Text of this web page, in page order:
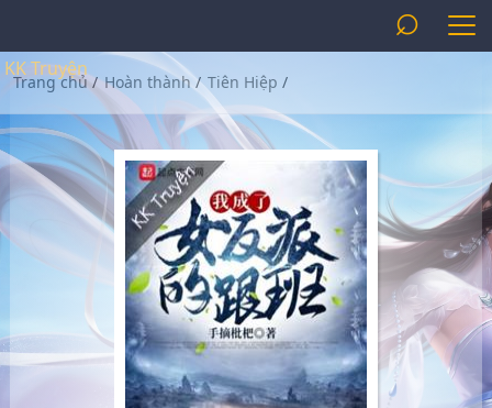
KK Truyện
⌕
Trang chủ/ Hoàn thành / Tiên Hiệp /